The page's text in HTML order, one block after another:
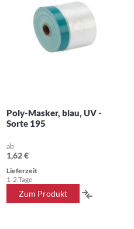
Poly-Masker, blau, UV -
Sorte 195
ab
1,62 €
Lieferzeit
1-2 Tage
Zum Produkt